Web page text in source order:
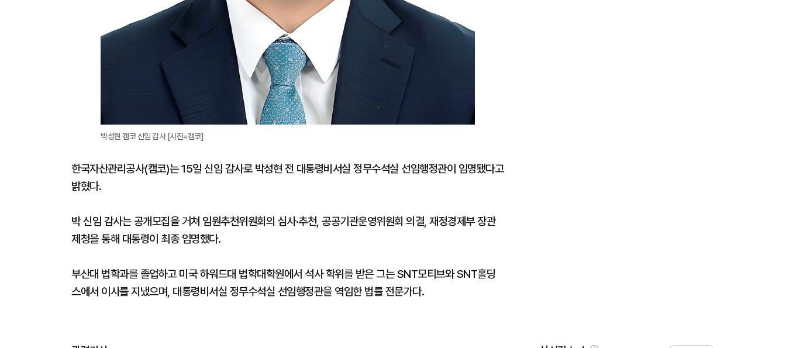
박성현 캠코 신임 감사 [사진=캠코]
한국자산관리공사(캠코)는 15일 신임 감사로 박성현 전 대통령비서실 정무수석실 선임행정관이 임명됐다고
밝혔다.
박 신임 감사는 공개모집을 거쳐 임원추천위원회의 심사·추천, 공공기관운영위원회 의결, 재정경제부 장관
제청을 통해 대통령이 최종 임명했다.
부산대 법학과를 졸업하고 미국 하워드대 법학대학원에서 석사 학위를 받은 그는 SNT모티브와 SNT홀딩
스에서 이사를 지냈으며, 대통령비서실 정무수석실 선임행정관을 역임한 법률 전문가다.